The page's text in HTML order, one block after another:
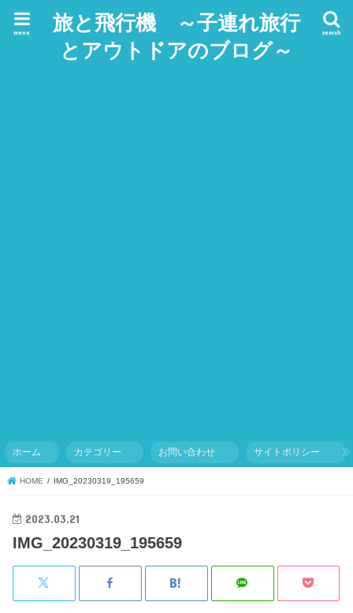
旅と飛行機 ～子連れ旅行
とアウトドアのブログ～
search
menu
ホーム カテゴリー お問い合わせ サイトポリシー
HOME IMG_20230319_195659
2023.03.21
IMG_20230319_195659